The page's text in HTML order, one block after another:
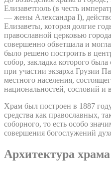
Елизаветполь (в честь
— жены Александра I),
Елизаветы, которая долгие
православной церковью
совершенно обветшала и
было решено построить в
собор, закладка которого
при участии экзарха Грузии
местного населения,
национальностей, сословий и
Храм был построен в 1887
средства как православных,
соборного, то есть особо
совершения богослужений
Архитектура храма